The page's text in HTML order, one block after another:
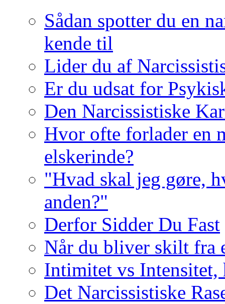
Sådan spotter du en
kende til
Lider du af
Er du udsat for
Den Narcissistiske
Hvor ofte forlader en
elskerinde?
"Hvad skal jeg gøre,
anden?"
Derfor Sidder Du Fast
Når du bliver skilt fra
Intimitet vs Intensitet,
Det Narcissistiske